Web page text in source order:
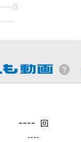
点
----
---- 回
----